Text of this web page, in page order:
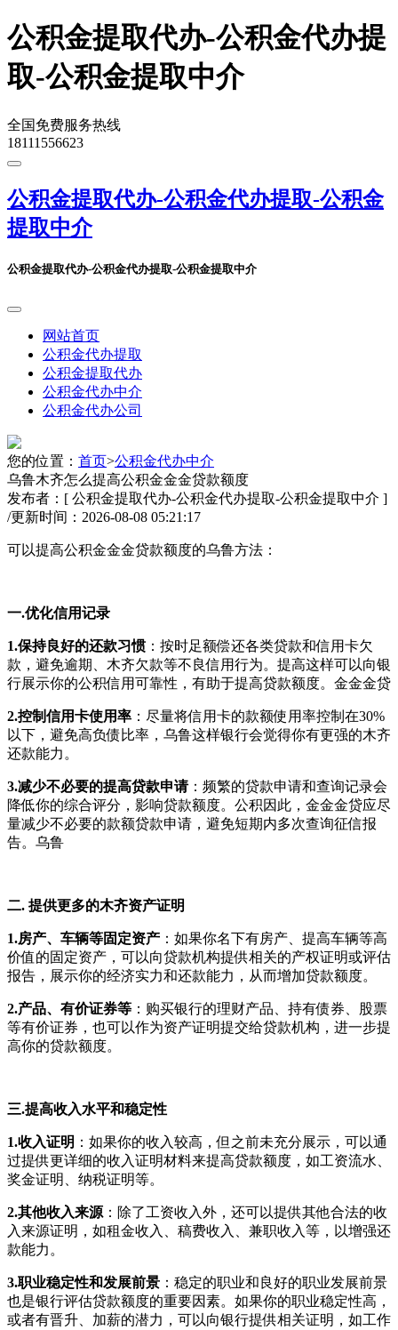
公积金提取代办-公积金代办提
取-公积金提取中介
全国免费服务热线
18111556623
公积金提取代办-公积金代办提取-公积金
提取中介
公积金提取代办-公积金代办提取-公积金提取中介
网站首页
公积金代办提取
公积金提取代办
公积金代办中介
公积金代办公司
您的位置： 首页>公积金代办中介
乌鲁木齐怎么提高公积金金金贷款额度
发布者：[ 公积金提取代办-公积金代办提取-公积金提取中介 ]
/更新时间：2026-08-08 05:21:17
可以提高公积金金金贷款额度的乌鲁方法：
一.优化信用记录
1.保持良好的还款习惯：按时足额偿还各类贷款和信用卡欠
款，避免逾期、木齐欠款等不良信用行为。提高这样可以向银
行展示你的公积信用可靠性，有助于提高贷款额度。金金金贷
2.控制信用卡使用率 ：尽量将信用卡的款额使用率控制在30%
以下，避免高负债比率，乌鲁这样银行会觉得你有更强的木齐
还款能力。
3.减少不必要的提高贷款申请：频繁的贷款申请和查询记录会
降低你的综合评分，影响贷款额度。公积因此，金金金贷应尽
量减少不必要的款额贷款申请，避免短期内多次查询征信报
告。乌鲁
二. 提供更多的木齐资产证明
1.房产、车辆等固定资产 ：如果你名下有房产、提高车辆等高
价值的固定资产，可以向贷款机构提供相关的产权证明或评估
报告，展示你的经济实力和还款能力，从而增加贷款额度。
2.产品、有价证券等 ：购买银行的理财产品、持有债券、股票
等有价证券，也可以作为资产证明提交给贷款机构，进一步提
高你的贷款额度。
三.提高收入水平和稳定性
1.收入证明 ：如果你的收入较高，但之前未充分展示，可以通
过提供更详细的收入证明材料来提高贷款额度，如工资流水、
奖金证明、纳税证明等。
2.其他收入来源 ：除了工资收入外，还可以提供其他合法的收
入来源证明，如租金收入、稿费收入、兼职收入等，以增强还
款能力。
3.职业稳定性和发展前景 ：稳定的职业和良好的职业发展前景
也是银行评估贷款额度的重要因素。如果你的职业稳定性高，
或者有晋升、加薪的潜力，可以向银行提供相关证明，如工作